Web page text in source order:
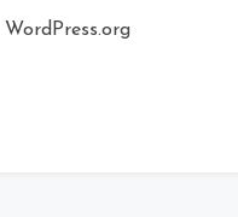
WordPress.org